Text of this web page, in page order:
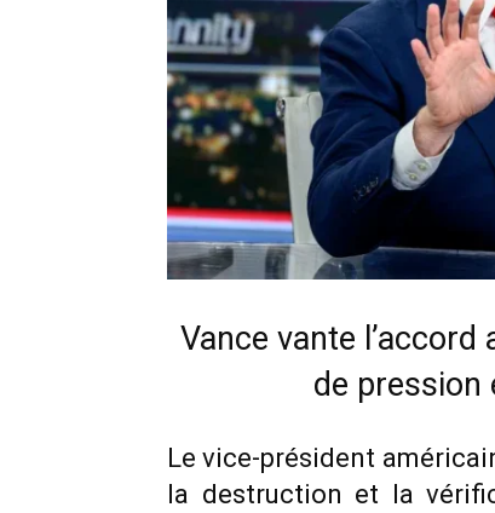
Vance vante
de pression
Le vice-président
la destruction et la